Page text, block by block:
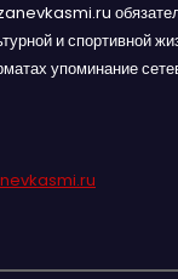
и спортивной
упоминание